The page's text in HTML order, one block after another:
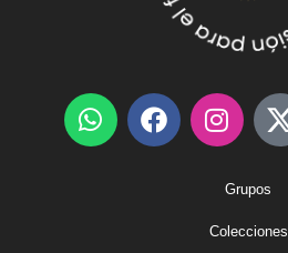
Grupos
Colecciones